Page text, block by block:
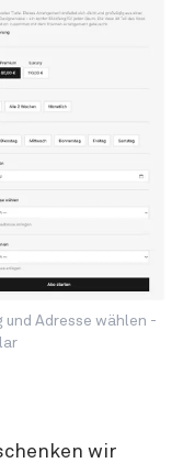
Adresse wählen -
wir